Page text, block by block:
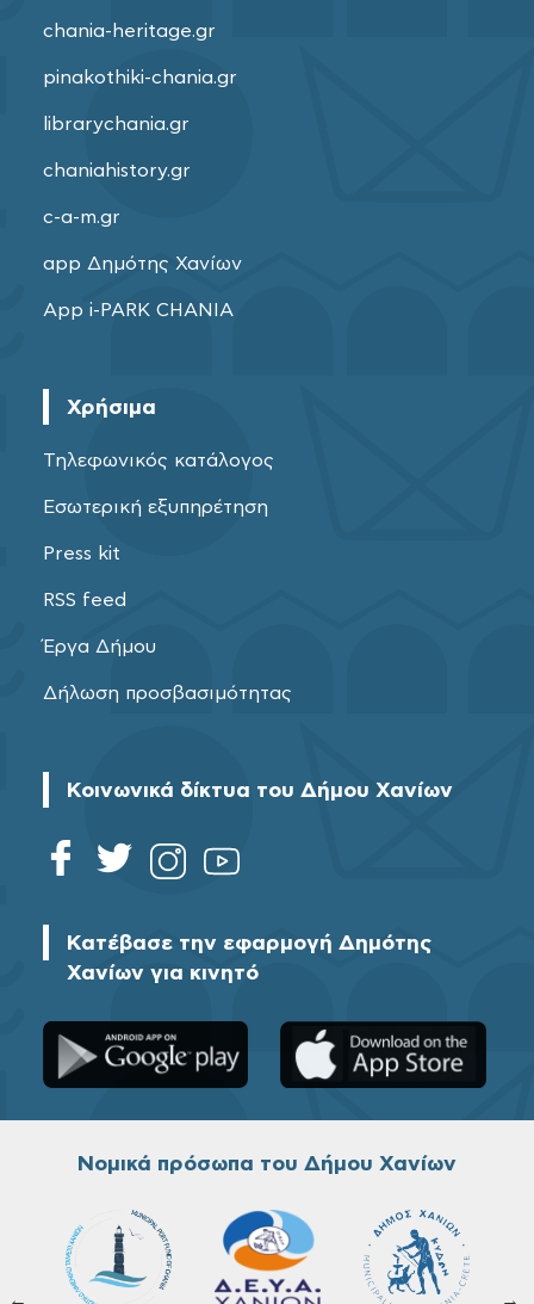
chania-heritage.gr
pinakothiki-chania.gr
librarychania.gr
chaniahistory.gr
c-a-m.gr
app Δημότης Χανίων
App i-PARK CHANIA
Χρήσιμα
Τηλεφωνικός κατάλογος
Εσωτερική εξυπηρέτηση
Press kit
RSS feed
Έργα Δήμου
Δήλωση προσβασιμότητας
Κοινωνικά δίκτυα του Δήμου Χανίων
Κατέβασε την εφαρμογή Δημότης
Χανίων για κινητό
Νομικά πρόσωπα του Δήμου Χανίων
← →